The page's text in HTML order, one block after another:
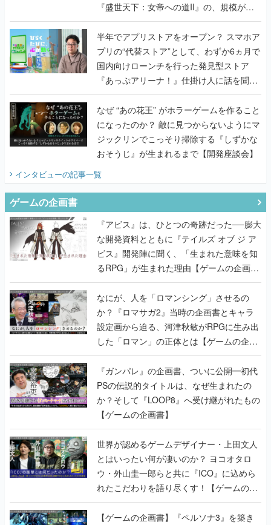
『盛世天下：女帝への道II』の、規模が違
うこだわりをプロデューサーに聞いた
半年でアプリストアをオープン？ スマホア
プリの“代替ストア”として、わずか6ヵ月で
国内向けローンチを行った発見型ストア
『あっぷアリーナ！』仕掛け人に話を聞い
てみた
なぜ “あの花王” がホラーゲームを作ること
になったのか？ 敵に見つからないようにマ
ジックリンでこっそり掃除する『しずかな
おそうじ』が生まれるまで【開発座談会】
インタビューの記事一覧
ゲームの企画書
『アビス』は、ひとつの奇跡だった──膨大
な開発資料とともに『テイルズ オブ ジ ア
ビス』開発陣に聞く、「生まれた意味を知
るRPG」が生まれた理由【ゲームの企画
書】
なにが、人を「ロマンシング」させるの
か？『ロマサガ2』当時の企画書とキャラ
設定画から迫る、河津秋敏がRPGに生み出
した「ロマン」の正体とは【ゲームの企画
書】
『ガンパレ』の企画書、ついに公開━初代
PSの伝説的タイトルは、なぜ生まれたの
か？そして『LOOP8』へ受け継がれたもの
【ゲームの企画書】
世界が認めるゲームデザイナー・上田文人
とはいったい何が凄いのか？ ヨコオタロ
ウ・外山圭一郎らと共に『ICO』に込めら
れたこだわりを語り尽くす！【ゲームの企
画書】
【ゲームの企画書】『ペルソナ3』を築き